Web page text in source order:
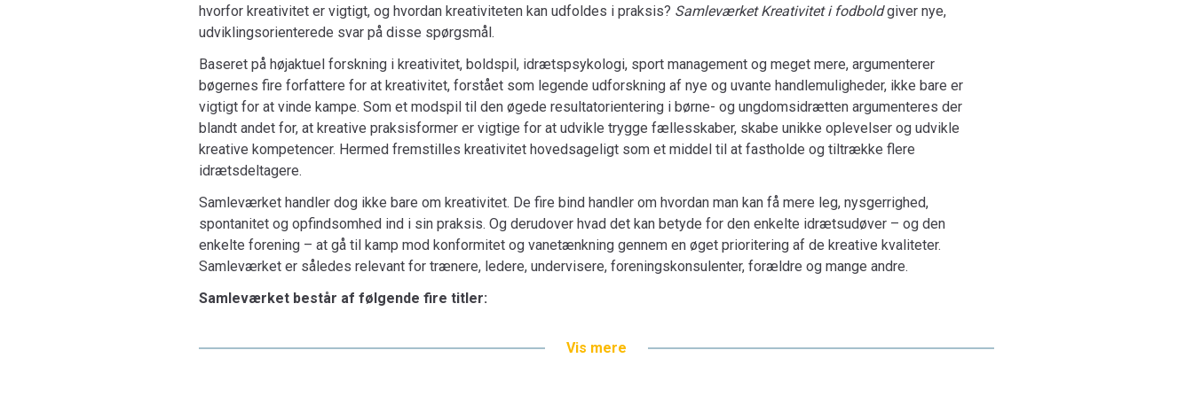
Der er bred enighed om, at kreativitet er vigtig i fodbold – på og uden for banen. Der er til
gengæld mindre enighed om, hvad kreativitet er, og hvordan den kan fremmes i fodboldpraksis.
Via et udviklingsorienteret perspektiv på kreativitet etablerer denne bog fundamentet for at
kunne operationalisere kreativitetsbegrebet i fodbold.
Forfatterne definerer således kreativitet som udforskning af nye og uvante handlemuligheder i
hvorfor kreativitet er vigtigt, og hvordan kreativiteten kan udfoldes i praksis? Samleværket Kreativitet i fodboldgiver nye,
udviklingsorienterede svar på disse spørgsmål.
Baseret på højaktuel forskning i kreativitet, boldspil, idrætspsykologi, sport management og meget mere, argumenterer
bøgernes fire forfattere for at kreativitet, forstået som legende udforskning af nye og uvante handlemuligheder, ikke bare er
vigtigt for at vinde kampe. Som et modspil til den øgede resultatorientering i børne- og ungdomsidrætten argumenteres der
blandt andet for, at kreative praksisformer er vigtige for at udvikle trygge fællesskaber, skabe unikke oplevelser og udvikle
kreative kompetencer. Hermed fremstilles kreativitet hovedsageligt som et middel til at fastholde og tiltrække flere
idrætsdeltagere.
Samleværket handler dog ikke bare om kreativitet. De fire bind handler om hvordan man kan få mere leg, nysgerrighed,
spontanitet og opfindsomhed ind i sin praksis. Og derudover hvad det kan betyde for den enkelte idrætsudøver – og den
enkelte forening – at gå til kamp mod konformitet og vanetænkning gennem en øget prioritering af de kreative kvaliteter.
Samleværket er således relevant for trænere, ledere, undervisere, foreningskonsulenter, forældre og mange andre.
Samleværket består af følgende fire titler:
Vis mere